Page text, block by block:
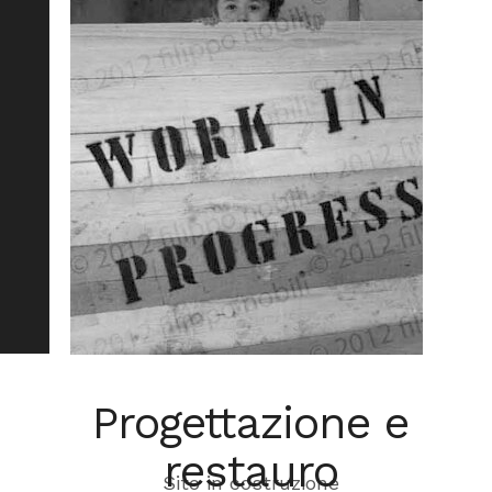
Progettazione e
restauro
Sito in costruzione